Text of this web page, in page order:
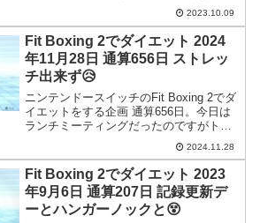
2023.10.09
Fit Boxing 2でダイエット 2024
年11月28日 通算656日 ストレッ
チ出来ず😥
ニンテンドースイッチのFit Boxing 2でダ
イエットをする企画 通算656日。今日は
ランチミーティングだったのですがトー
クスキルを発揮して会社の偉いTOP3を笑
2024.11.28
Fit Boxing 2でダイエット 2023
年9月6日 通算207日 記録更新デ
ーとハンガーノックと😵